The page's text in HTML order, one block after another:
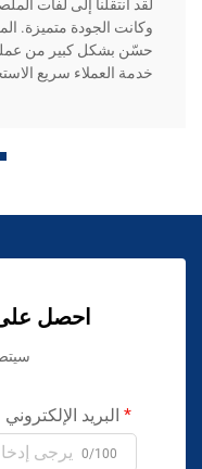
لقد انتقلنا إلى لفات
وكانت الجودة متميزة.
حسّن بشكل كبير من
خدمة العملاء سريع
احصل
البريد الإلكتروني
0/100